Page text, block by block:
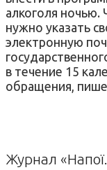
алкоголя
нужно указать
электронную
в течение 15
обращения,
Журнал «Напої.